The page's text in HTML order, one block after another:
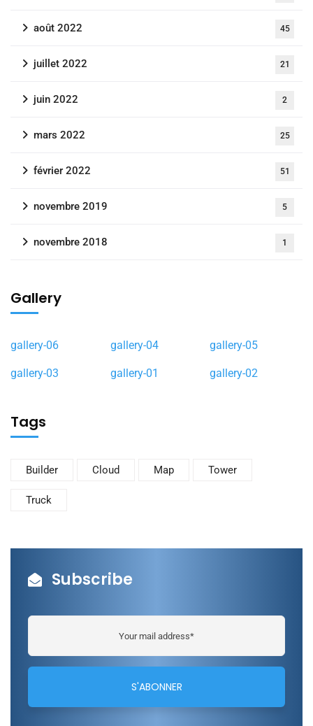
août 2022 45
juillet 2022 21
juin 2022 2
mars 2022 25
février 2022 51
novembre 2019 5
novembre 2018 1
Gallery
gallery-06 gallery-04 gallery-05
gallery-03 gallery-01 gallery-02
Tags
Builder Cloud Map Tower
Truck
Subscribe